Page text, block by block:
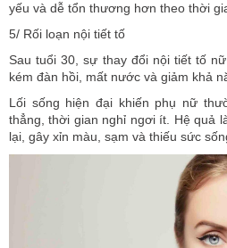
yếu và dễ tổn thương hơn theo thời
5/ Rối loạn nội tiết tố
Sau tuổi 30, sự thay đổi nội tiết tố
kém đàn hồi, mất nước và giảm khả
Lối sống hiện đại khiến phụ nữ
thẳng, thời gian nghỉ ngơi ít. Hệ quả
lại, gây xỉn màu, sạm và thiếu sức